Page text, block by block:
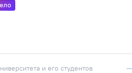
и его студентов